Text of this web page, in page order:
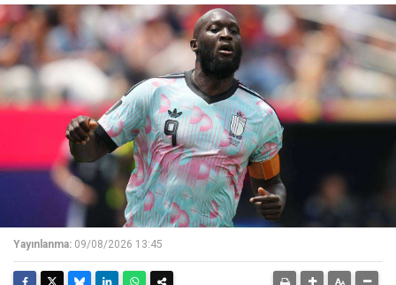
Yayınlanma: 09/08/2026 13:45